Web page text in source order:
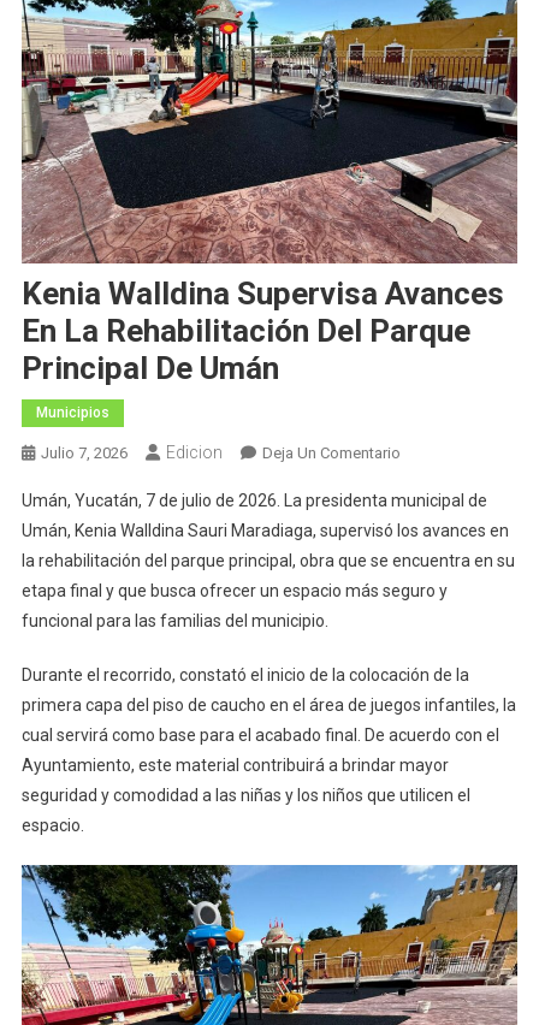
Kenia Walldina Supervisa Avances
En La Rehabilitación Del Parque
Principal De Umán
Municipios
Julio 7, 2026 Edicion Deja Un ComentarioEn
Walldina
Supervisa
Avances
En
Del
Parque
Principal
Umán
Umán, Yucatán, 7 de julio de 2026. La presidenta municipal de
Umán, Kenia Walldina Sauri Maradiaga, supervisó los avances en
la rehabilitación del parque principal, obra que se encuentra en su
etapa final y que busca ofrecer un espacio más seguro y
funcional para las familias del municipio.
Durante el recorrido, constató el inicio de la colocación de la
primera capa del piso de caucho en el área de juegos infantiles, la
cual servirá como base para el acabado final. De acuerdo con el
Ayuntamiento, este material contribuirá a brindar mayor
seguridad y comodidad a las niñas y los niños que utilicen el
espacio.